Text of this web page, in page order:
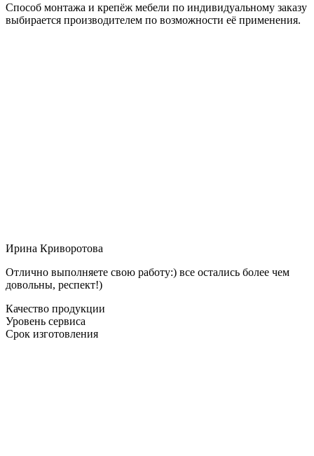
Способ монтажа и крепёж мебели по индивидуальному заказу
выбирается производителем по возможности её применения.
Ирина Криворотова
Отлично выполняете свою работу:) все остались более чем
довольны, респект!)
Качество продукции
Уровень сервиса
Срок изготовления